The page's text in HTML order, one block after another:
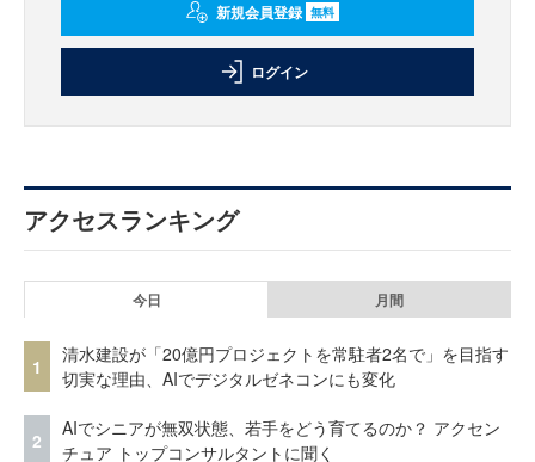
新規会員登録 無料
ログイン
アクセスランキング
今日 月間
1
清水建設が「20億円プロジェクトを常駐者2名で」を目指す
切実な理由、AIでデジタルゼネコンにも変化
2
AIでシニアが無双状態、若手をどう育てるのか？ アクセン
チュア トップコンサルタントに聞く